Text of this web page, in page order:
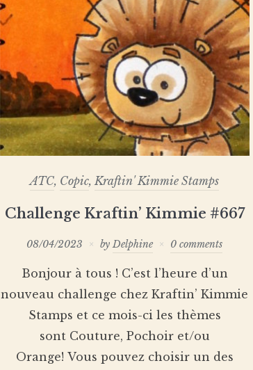
ATC, Copic,Kraftin' Kimmie Stamps
Challenge Kraftin’ Kimmie #667
08/04/2023 byDelphine 0 comments
Bonjour à tous ! C’est l’heure d’un
nouveau challenge chez Kraftin’ Kimmie
Stamps et ce mois-ci les thèmes
sont Couture, Pochoir et/ou
Orange! Vous pouvez choisir un des